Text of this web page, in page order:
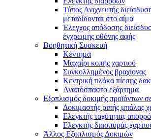
Τύπος Ανιχνευτής
μεταδίδονται στο αίμα
Έλεγχος απόδοσης
έγχρωμης οθόνης αφής
Βοηθητική Συσκευή
Κέντημα
Μαχαίρι κοπής χαρτιού
Συγκολλημένος βραχίονας
Κεντρική πλάκα πίεσης
Αναπόσπαστο εξάρτημα
Εξοπλισμός δοκιμής προϊόντων
Δοκιμαστής ριπής μπάλας
Ελεγκτής ταχύτητας
Ελεγκτής διασποράς
Άλλος Εξοπλισμός Δοκιμών